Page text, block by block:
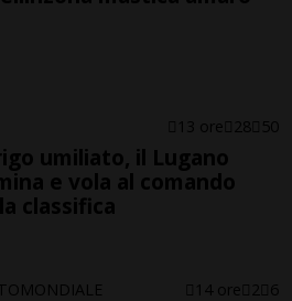
13 ore 28 50
umiliato, il Lugano
e vola al comando
classifica
14 ore 2 6